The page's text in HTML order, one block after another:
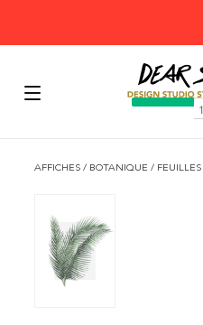
AFFICHES / BOTANIQUE / FEUILLES